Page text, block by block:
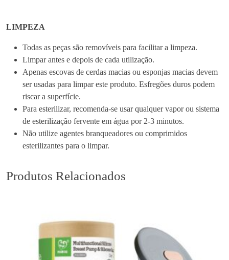
LIMPEZA
Todas as peças são removíveis para facilitar a limpeza.
Limpar antes e depois de cada utilização.
Apenas escovas de cerdas macias ou esponjas macias devem
ser usadas para limpar este produto. Esfregões duros podem
riscar a superfície.
Para esterilizar, recomenda-se usar qualquer vapor ou sistema
de esterilização fervente em água por 2-3 minutos.
Não utilize agentes branqueadores ou comprimidos
esterilizantes para o limpar.
Produtos Relacionados